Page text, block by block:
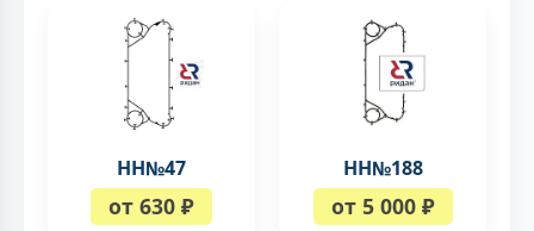
НН№47
от 630 ₽
НН№188
от 5 000 ₽